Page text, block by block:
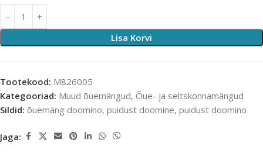
Lisa Korvi
Tootekood: M826005
Kategooriad: Muud õuemängud, Õue- ja seltskonnamängud
Sildid: õuemäng doomino, puidust doomine, puidust doomino
Jaga: